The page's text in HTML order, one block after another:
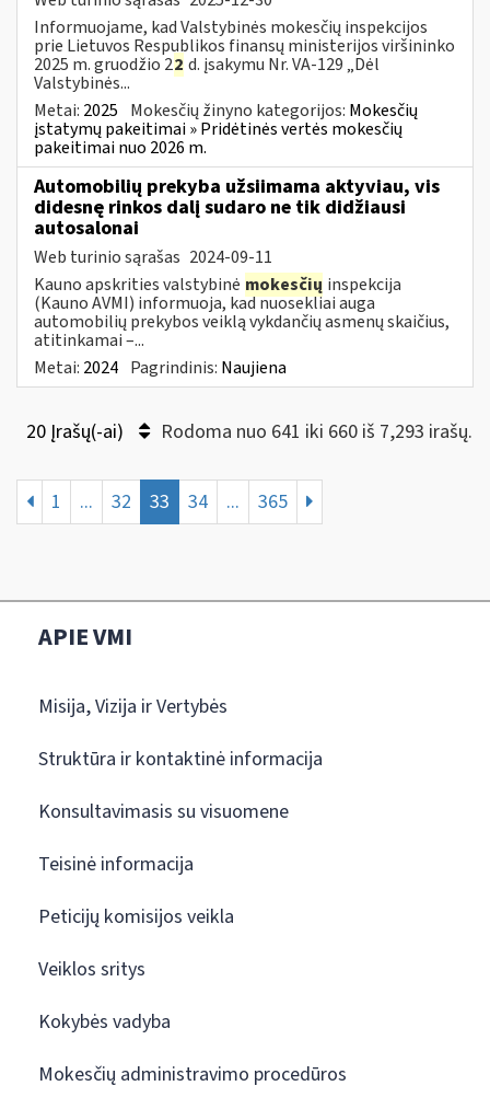
Informuojame, kad Valstybinės mokesčių inspekcijos
prie Lietuvos Respublikos finansų ministerijos viršininko
2025 m. gruodžio 22 d. įsakymu Nr. VA-129 „Dėl
Valstybinės...
Metai: 2025 Mokesčių žinyno kategorijos: Mokesčių
įstatymų pakeitimai » Pridėtinės vertės mokesčių
pakeitimai nuo 2026 m.
Automobilių prekyba užsiimama aktyviau, vis
didesnę rinkos dalį sudaro ne tik didžiausi
autosalonai
Web turinio sąrašas 2024-09-11
Kauno apskrities valstybinė mokesčių inspekcija
(Kauno AVMI) informuoja, kad nuosekliai auga
automobilių prekybos veiklą vykdančių asmenų skaičius,
atitinkamai –...
Metai: 2024 Pagrindinis: Naujiena
20 Įrašų(-ai) Rodoma nuo 641 iki 660 iš 7,293 irašų.
1 ... 32 33 34 ... 365
APIE VMI
Misija, Vizija ir Vertybės
Struktūra ir kontaktinė informacija
Konsultavimasis su visuomene
Teisinė informacija
Peticijų komisijos veikla
Veiklos sritys
Kokybės vadyba
Mokesčių administravimo procedūros